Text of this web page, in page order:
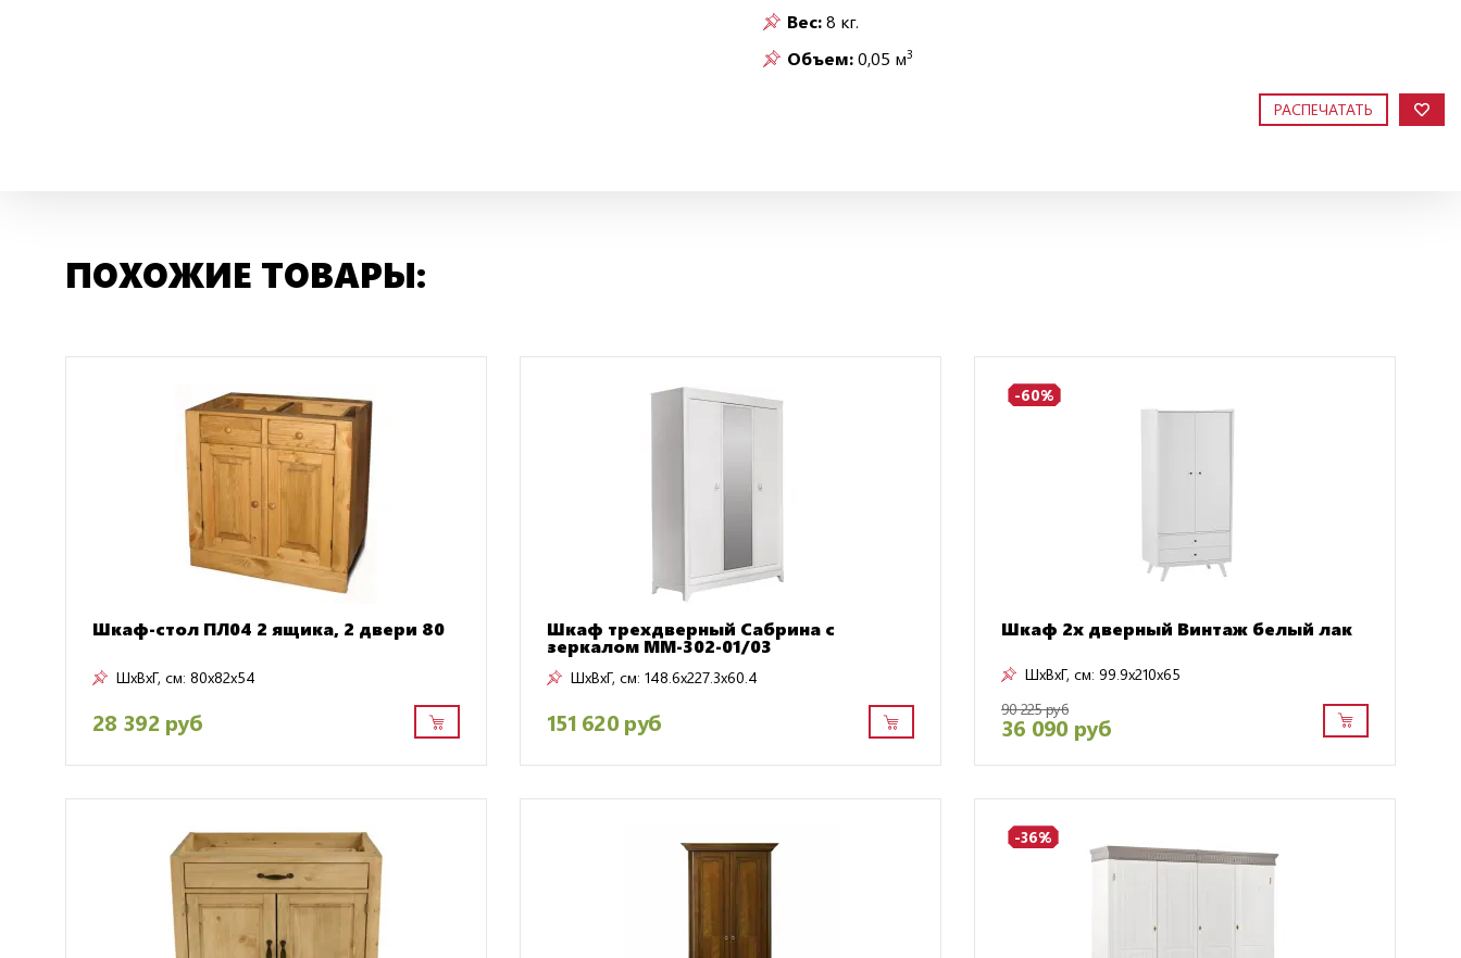
Вес:8 кг.
Объем:0,05 м3
РАСПЕЧАТАТЬ
ПОХОЖИЕ ТОВАРЫ:
Шкаф-стол ПЛ04 2 ящика, 2 двери 80
ШxВxГ, см: 80x82x54
28 392 руб
Шкаф трехдверный Сабрина с
зеркалом ММ-302-01/03
ШxВxГ, см: 148.6x227.3x60.4
151 620 руб
-60%
Шкаф 2х дверный Винтаж белый лак
ШxВxГ, см: 99.9x210x65
90 225 руб
36 090 руб
-36%